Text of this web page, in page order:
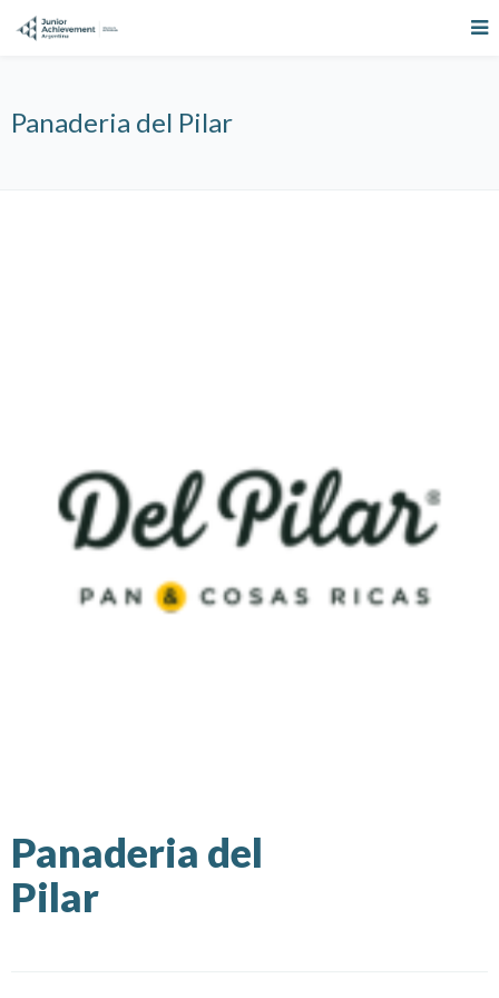
Panaderia del Pilar
Panaderia del
Pilar